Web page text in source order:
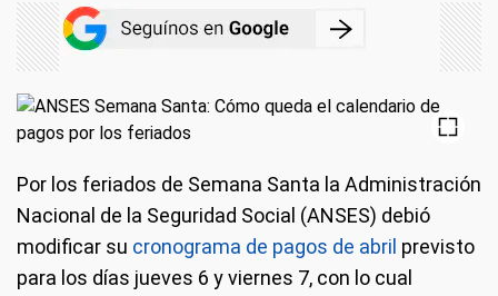
Por los feriados de Semana Santa la Administración
Nacional de la Seguridad Social (ANSES) debió
modificar su cronograma de pagos de abril previsto
para los días jueves 6 y viernes 7, con lo cual